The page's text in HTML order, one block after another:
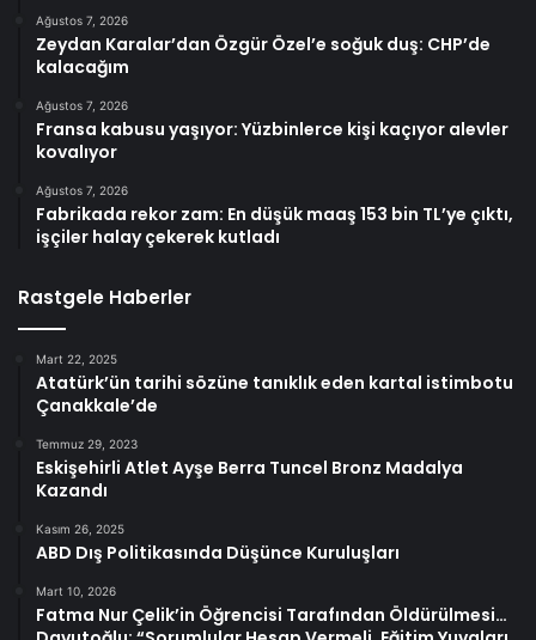
Ağustos 7, 2026
Zeydan Karalar’dan Özgür Özel’e soğuk duş: CHP’de
kalacağım
Ağustos 7, 2026
Fransa kabusu yaşıyor: Yüzbinlerce kişi kaçıyor alevler
kovalıyor
Ağustos 7, 2026
Fabrikada rekor zam: En düşük maaş 153 bin TL’ye çıktı,
işçiler halay çekerek kutladı
Rastgele Haberler
Mart 22, 2025
Atatürk’ün tarihi sözüne tanıklık eden kartal istimbotu
Çanakkale’de
Temmuz 29, 2023
Eskişehirli Atlet Ayşe Berra Tuncel Bronz Madalya
Kazandı
Kasım 26, 2025
ABD Dış Politikasında Düşünce Kuruluşları
Mart 10, 2026
Fatma Nur Çelik’in Öğrencisi Tarafından Öldürülmesi…